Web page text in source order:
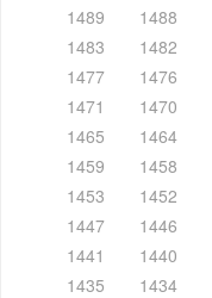
1489
1488
1483
1482
1477
1476
1471
1470
1465
1464
1459
1458
1453
1452
1447
1446
1441
1440
1435
1434